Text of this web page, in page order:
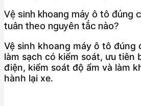
Vệ sinh khoang máy ô tô đúng
tuân theo nguyên tắc nào?
Vệ sinh khoang máy ô tô đúng
làm sạch có kiểm soát, ưu tiên
điện, kiểm soát độ ẩm và làm
hành lại xe.